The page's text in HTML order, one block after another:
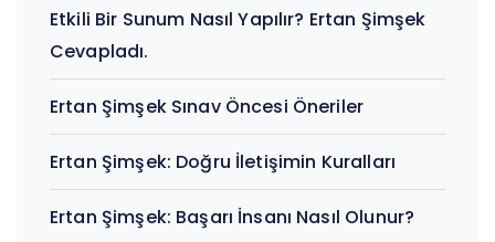
Etkili Bir Sunum Nasıl Yapılır? Ertan Şimşek
Cevapladı.
Ertan Şimşek Sınav Öncesi Öneriler
Ertan Şimşek: Doğru İletişimin Kuralları
Ertan Şimşek: Başarı İnsanı Nasıl Olunur?